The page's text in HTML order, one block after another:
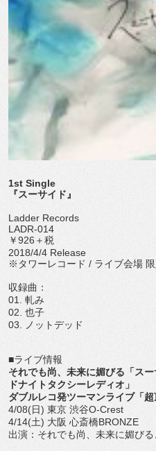
1st Single
『スーサイド』
Ladder Records
LADR-014
￥926＋税
2018/4/4 Release
※タワーレコード / ライブ会場
収録曲：
01. 軋み
02. 也子
03. ノットデッド
■ライブ情報
それでも尚、未来に媚びる「ス
ドナイトタクシーレディオ」
ダブルレコ発ツーマンライブ「超
4/08(日) 東京 渋谷O-Crest
4/14(土) 大阪 心斎橋BRONZE
出演：それでも尚、未来に媚び